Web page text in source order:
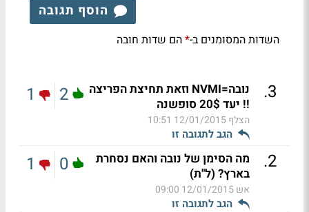
הוסף תגובה
השדות המסומנים ב-*הם שדות חובה
3
.
נובה=NVMI וזאת תחיצת הפריצה
!! יעד 20$ סופשנה
הצלף12/01/2015 10:51
הגב לתגובה זו
2
1
2
.
מה הסימן של נובה והאם נסחרת
בארץ? (ל"ת)
אש12/01/2015 09:00
הגב לתגובה זו
0
1